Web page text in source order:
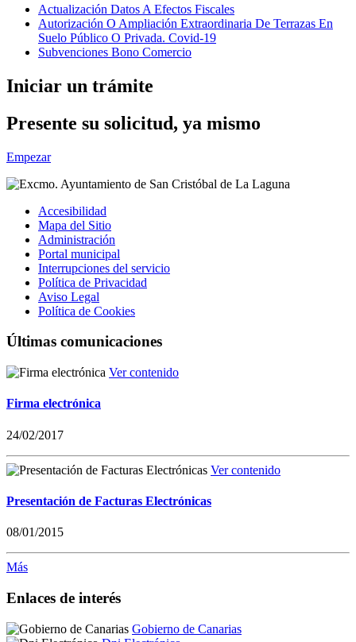
Actualización Datos A Efectos Fiscales
Autorización O Ampliación Extraordinaria De Terrazas En
Suelo Público O Privada. Covid-19
Subvenciones Bono Comercio
Iniciar un trámite
Presente su solicitud, ya mismo
Empezar
Accesibilidad
Mapa del Sitio
Administración
Portal municipal
Interrupciones del servicio
Política de Privacidad
Aviso Legal
Política de Cookies
Últimas comunicaciones
Ver contenido
Firma electrónica
24/02/2017
Ver contenido
Presentación de Facturas Electrónicas
08/01/2015
Más
Enlaces de interés
Gobierno de Canarias